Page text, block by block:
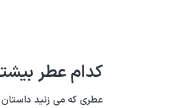
کدام عطر
عطری که می زنید داستان